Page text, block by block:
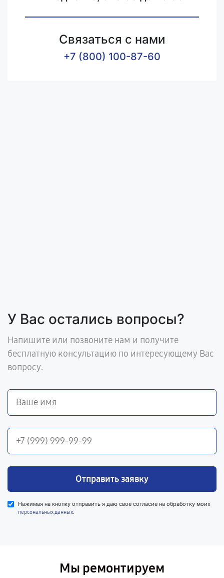
Связаться с нами
+7 (800) 100-87-60
У Вас остались вопросы?
Напишите или позвоните нам и получите
бесплатную консультацию по интересующему Вас
вопросу.
Отправить заявку
Нажимая на кнопку отправить я даю свое согласие на обработку моих
персональных данных.
Мы ремонтируем